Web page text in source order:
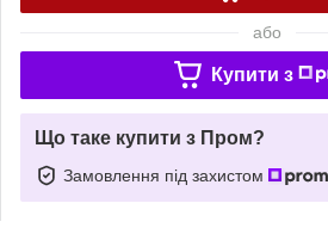
або
Купити з
Що таке купити з Пром?
Замовлення під захистом